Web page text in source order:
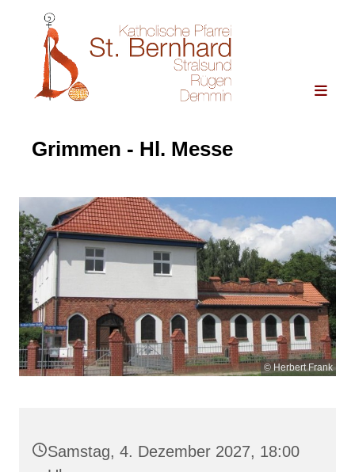
Grimmen - Hl. Messe
© Herbert Frank
Samstag, 4. Dezember 2027, 18:00